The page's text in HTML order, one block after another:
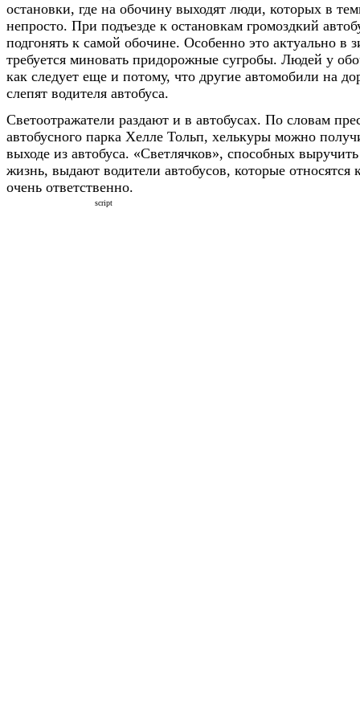
остановки, где на обочину выходят люди, которых в
непросто. При подъезде к остановкам громоздкий
подгонять к самой обочине. Особенно это актуально в
требуется миновать придорожные сугробы. Людей у
как следует еще и потому, что другие автомобили на
слепят водителя автобуса.
Светоотражатели раздают и в автобусах. По словам
автобусного парка Хелле Тольп, хелькуры можно
выходе из автобуса. «Светлячков», способных
жизнь, выдают водители автобусов, которые относятся
очень ответственно.
script